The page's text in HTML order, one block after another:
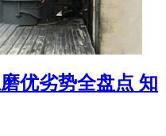
优劣势全盘点 知